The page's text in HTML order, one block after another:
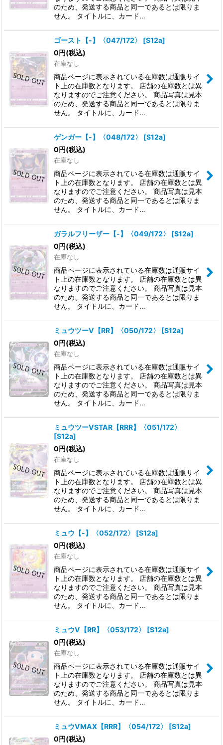
のため、発送する商品と同一であるとは限りま
せん。 タイトルに、カード…
ゴースト【-】〈047/172〉 [S12a]
0円(税込)
在庫なし
商品ページに表示されている在庫数は通販サイ
ト上の在庫数となります。 店舗の在庫数とは異
なりますのでご注意ください。 商品写真は見本
のため、発送する商品と同一であるとは限りま
せん。 タイトルに、カード…
ゲンガー【-】〈048/172〉 [S12a]
0円(税込)
在庫なし
商品ページに表示されている在庫数は通販サイ
ト上の在庫数となります。 店舗の在庫数とは異
なりますのでご注意ください。 商品写真は見本
のため、発送する商品と同一であるとは限りま
せん。 タイトルに、カード…
ガラルフリーザー【-】〈049/172〉 [S12a]
0円(税込)
在庫なし
商品ページに表示されている在庫数は通販サイ
ト上の在庫数となります。 店舗の在庫数とは異
なりますのでご注意ください。 商品写真は見本
のため、発送する商品と同一であるとは限りま
せん。 タイトルに、カード…
ミュウツーV【RR】〈050/172〉 [S12a]
0円(税込)
在庫なし
商品ページに表示されている在庫数は通販サイ
ト上の在庫数となります。 店舗の在庫数とは異
なりますのでご注意ください。 商品写真は見本
のため、発送する商品と同一であるとは限りま
せん。 タイトルに、カード…
ミュウツーVSTAR【RRR】〈051/172〉
[S12a]
0円(税込)
在庫なし
商品ページに表示されている在庫数は通販サイ
ト上の在庫数となります。 店舗の在庫数とは異
なりますのでご注意ください。 商品写真は見本
のため、発送する商品と同一であるとは限りま
せん。 タイトルに、カード…
ミュウ【-】〈052/172〉 [S12a]
0円(税込)
在庫なし
商品ページに表示されている在庫数は通販サイ
ト上の在庫数となります。 店舗の在庫数とは異
なりますのでご注意ください。 商品写真は見本
のため、発送する商品と同一であるとは限りま
せん。 タイトルに、カード…
ミュウV【RR】〈053/172〉 [S12a]
0円(税込)
在庫なし
商品ページに表示されている在庫数は通販サイ
ト上の在庫数となります。 店舗の在庫数とは異
なりますのでご注意ください。 商品写真は見本
のため、発送する商品と同一であるとは限りま
せん。 タイトルに、カード…
ミュウVMAX【RRR】〈054/172〉 [S12a]
0円(税込)